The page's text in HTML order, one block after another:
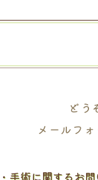
どう
メールフ
・ 手術に関するお